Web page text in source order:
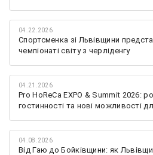
04.22.2026
Спортсменка зі Львівщини
чемпіонаті світу з черліденгу
04.21.2026
Pro HoReCa EXPO & Summit 2026:
гостинності та нові можливості
04.08.2026
Від Гаю до Бойківщини: як